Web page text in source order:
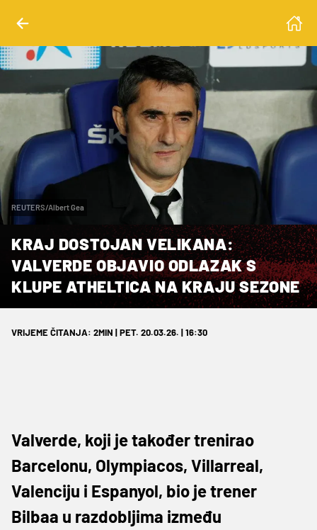
REUTERS/Albert Gea
KRAJ DOSTOJAN VELIKANA:
VALVERDE OBJAVIO ODLAZAK S
KLUPE ATHELTICA NA KRAJU SEZONE
VRIJEME ČITANJA: 2MIN | PET. 20.03.26. | 16:30
Valverde, koji je također trenirao
Barcelonu, Olympiacos, Villarreal,
Valenciju i Espanyol, bio je trener
Bilbaa u razdobljima između